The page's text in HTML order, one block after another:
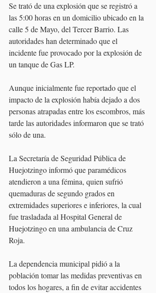
Se trató de una explosión que se registró a
las 5:00 horas en un domicilio ubicado en la
calle 5 de Mayo, del Tercer Barrio. Las
autoridades han determinado que el
incidente fue provocado por la explosión de
un tanque de Gas LP.
Aunque inicialmente fue reportado que el
impacto de la explosión había dejado a dos
personas atrapadas entre los escombros, más
tarde las autoridades informaron que se trató
sólo de una.
La Secretaría de Seguridad Pública de
Huejotzingo informó que paramédicos
atendieron a una fémina, quien sufrió
quemaduras de segundo grados en
extremidades superiores e inferiores, la cual
fue trasladada al Hospital General de
Huejotzingo en una ambulancia de Cruz
Roja.
La dependencia municipal pidió a la
población tomar las medidas preventivas en
todos los hogares, a fin de evitar accidentes